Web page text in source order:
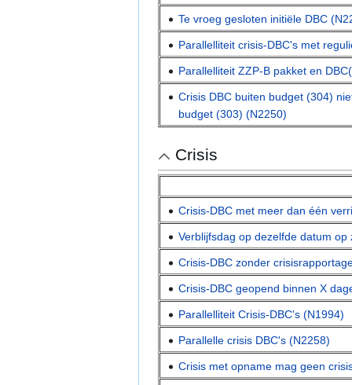
Te vroeg gesloten initiële DBC
Parallelliteit crisis-DBC's met
Parallelliteit ZZP-B pakket en
Crisis DBC buiten budget (304)
budget (303) (N2250)
Crisis
Crisis-DBC met meer dan één
Verblijfsdag op dezelfde datum
Crisis-DBC zonder
Crisis-DBC geopend binnen X
Parallelliteit Crisis-DBC's (N1994)
Parallelle crisis DBC's (N2258)
Crisis met opname mag geen